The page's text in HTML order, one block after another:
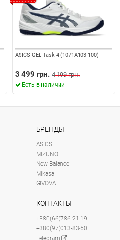
ASICS GEL-Task 4 (1071A103-100)
3 499 грн. 4 199 грн.
Есть в наличии
БРЕНДЫ
ASICS
MIZUNO
New Balance
Mikasa
GIVOVA
КОНТАКТЫ
+380(66)786-21-19
+380(97)013-83-50
Telegram